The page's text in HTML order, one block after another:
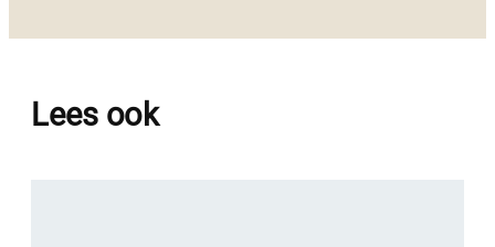
Lees ook